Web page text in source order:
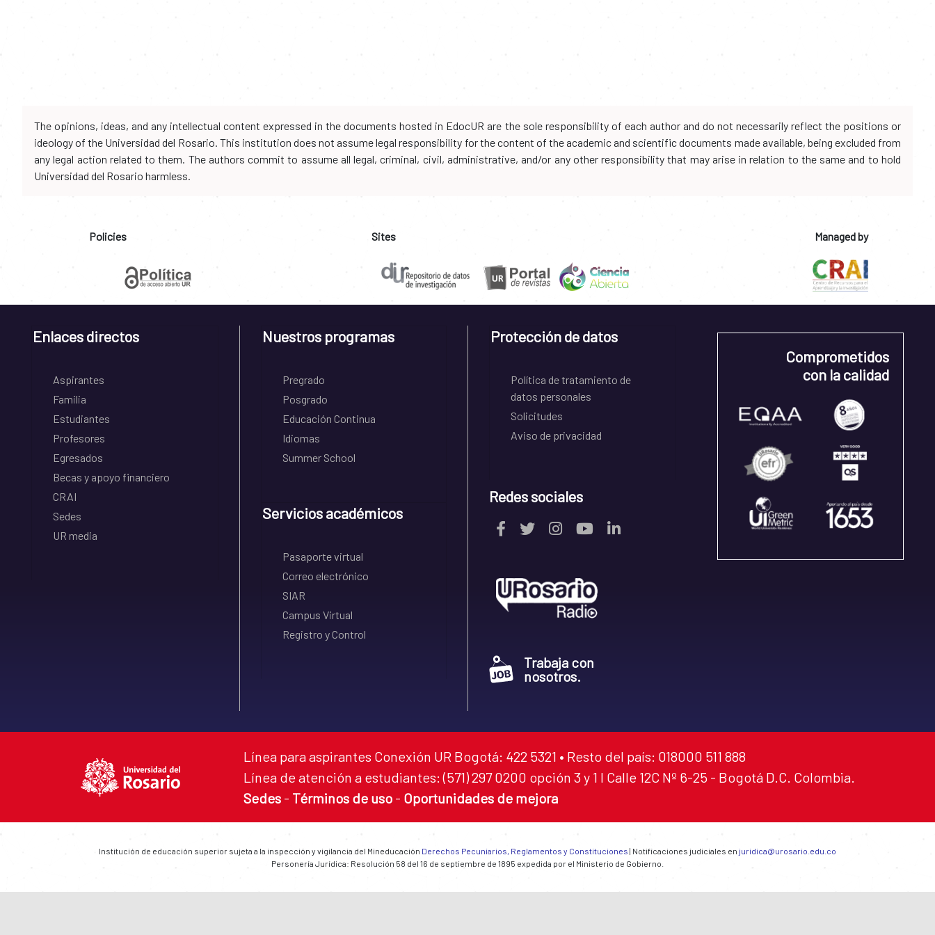
The opinions, ideas, and any intellectual content expressed in the documents hosted in EdocUR are the sole responsibility of each author and do not necessarily reflect the positions or
ideology of the Universidad del Rosario. This institution does not assume legal responsibility for the content of the academic and scientific documents made available, being excluded from
any legal action related to them. The authors commit to assume all legal, criminal, civil, administrative, and/or any other responsibility that may arise in relation to the same and to hold
Universidad del Rosario harmless.
Policies Sites Managed by
Enlaces directos
Aspirantes
Familia
Estudiantes
Profesores
Egresados
Becas y apoyo financiero
CRAI
Sedes
UR media
Nuestros programas
Pregrado
Posgrado
Educación Continua
Idiomas
Summer School
Servicios académicos
Pasaporte virtual
Correo electrónico
SIAR
Campus Virtual
Registro y Control
Protección de datos
Política de tratamiento de
datos personales
Solicitudes
Aviso de privacidad
Redes sociales
Trabaja con
nosotros.
Comprometidos
con la calidad
Línea para aspirantes Conexión UR Bogotá: 422 5321 • Resto del país: 018000 511 888
Línea de atención a estudiantes: (571) 297 0200 opción 3 y 1 I Calle 12C Nº 6-25 - Bogotá D.C. Colombia.
Sedes - Términos de uso - Oportunidades de mejora
Institución de educación superior sujeta a la inspección y vigilancia del Mineducación Derechos Pecuniarios, Reglamentos y Constituciones | Notificaciones judiciales en juridica@urosario.edu.co
Personería Jurídica: Resolución 58 del 16 de septiembre de 1895 expedida por el Ministerio de Gobierno.